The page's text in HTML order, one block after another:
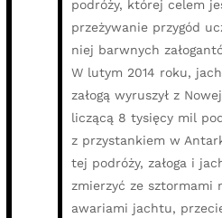
podróży, której celem
przeżywanie przygód
niej barwnych
W lutym 2014 roku,
załogą wyruszył z
liczącą 8 tysięcy mil
z przystankiem w
tej podróży, załoga i
zmierzyć ze sztormami
awariami jachtu,